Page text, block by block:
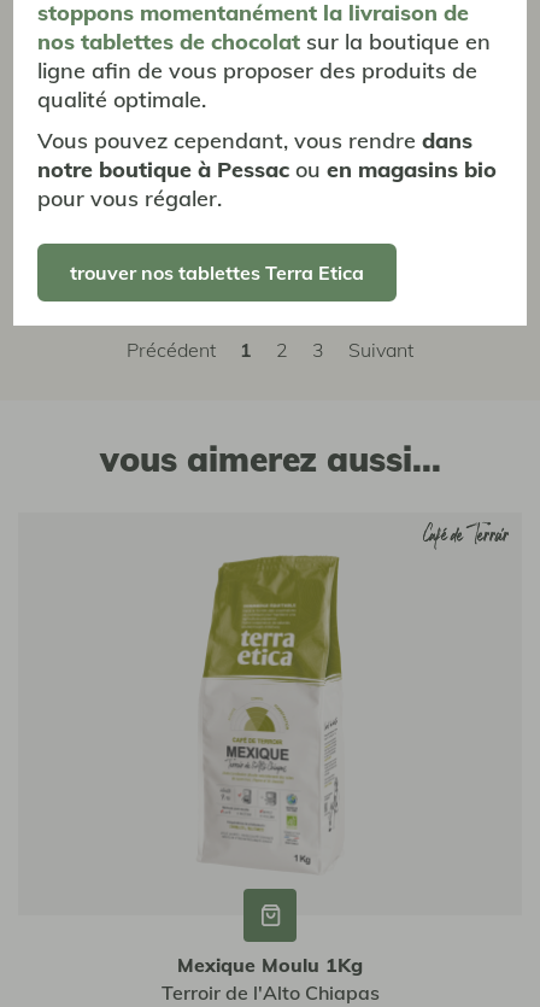
derniers que j'ai choisi sont tous très bons.
HDBK
07/02/2025
Excellent café, au goût bien équilibré. On l'adore !
Précédent 1 2 3 Suivant
vous aimerez aussi...
Café de Terroir
Café de Terroir
Mexique Moulu 1Kg
Terroir de l'Alto Chiapas
stoppons momentanément la livraison de
nos tablettes de chocolat sur la boutique en
ligne afin de vous proposer des produits de
qualité optimale.
Vous pouvez cependant, vous rendredans
notre boutique à Pessac ouen magasins bio
pour vous régaler.
trouver nos tablettes Terra Etica